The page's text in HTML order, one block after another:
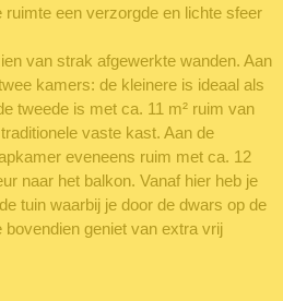
een verzorgde en lichte sfeer
van strak afgewerkte wanden. Aan
kamers: de kleinere is ideaal als
tweede is met ca. 11 m² ruim van
vaste kast. Aan de
eveneens ruim met ca. 12
naar het balkon. Vanaf hier heb je
tuin waarbij je door de dwars op de
bovendien geniet van extra vrij